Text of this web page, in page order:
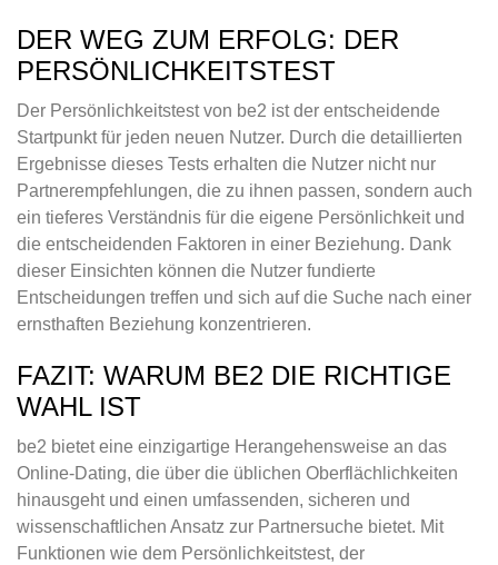
DER WEG ZUM ERFOLG: DER
PERSÖNLICHKEITSTEST
Der Persönlichkeitstest von be2 ist der entscheidende
Startpunkt für jeden neuen Nutzer. Durch die detaillierten
Ergebnisse dieses Tests erhalten die Nutzer nicht nur
Partnerempfehlungen, die zu ihnen passen, sondern auch
ein tieferes Verständnis für die eigene Persönlichkeit und
die entscheidenden Faktoren in einer Beziehung. Dank
dieser Einsichten können die Nutzer fundierte
Entscheidungen treffen und sich auf die Suche nach einer
ernsthaften Beziehung konzentrieren.
FAZIT: WARUM BE2 DIE RICHTIGE
WAHL IST
be2 bietet eine einzigartige Herangehensweise an das
Online-Dating, die über die üblichen Oberflächlichkeiten
hinausgeht und einen umfassenden, sicheren und
wissenschaftlichen Ansatz zur Partnersuche bietet. Mit
Funktionen wie dem Persönlichkeitstest, der